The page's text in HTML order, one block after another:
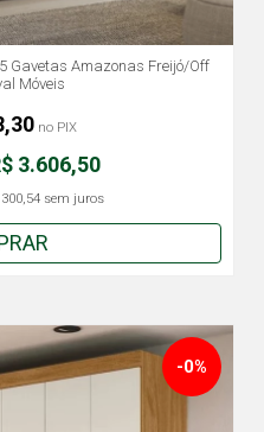
Gavetas Amazonas Freijó/Off
Móveis
3.606,50
sem juros
no PIX
-0%